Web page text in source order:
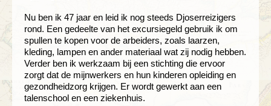
Nu ben ik 47 jaar en leid ik nog steeds Djoserreizigers
rond. Een gedeelte van het excursiegeld gebruik ik om
spullen te kopen voor de arbeiders, zoals laarzen,
kleding, lampen en ander materiaal wat zij nodig hebben.
Verder ben ik werkzaam bij een stichting die ervoor
zorgt dat de mijnwerkers en hun kinderen opleiding en
gezondheidzorg krijgen. Er wordt gewerkt aan een
talenschool en een ziekenhuis.